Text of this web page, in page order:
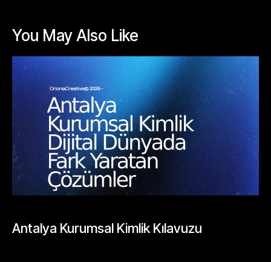
You May Also Like
Antalya Kurumsal Kimlik Kılavuzu